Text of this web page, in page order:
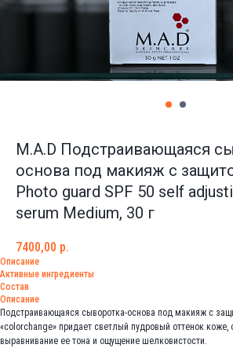
M.A.D Подстраивающаяся
основа под макияж с
Photo guard SPF 50 self
serum Medium, 30 г
7400,00 р.
Описание
Активные ингредиенты
Состав
Описание
Подстраивающаяся сыворотка-основа под макияж с
«colorchange» придает светлый пудровый оттенок коже,
выравнивание ее тона и ощущение шелковистости.